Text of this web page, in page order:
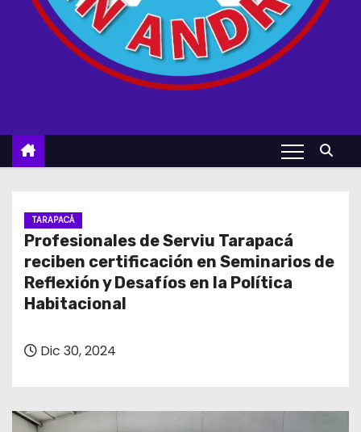
TARAPACÁ
Profesionales de Serviu Tarapacá
reciben certificación en Seminarios de
Reflexión y Desafíos en la Política
Habitacional
Dic 30, 2024